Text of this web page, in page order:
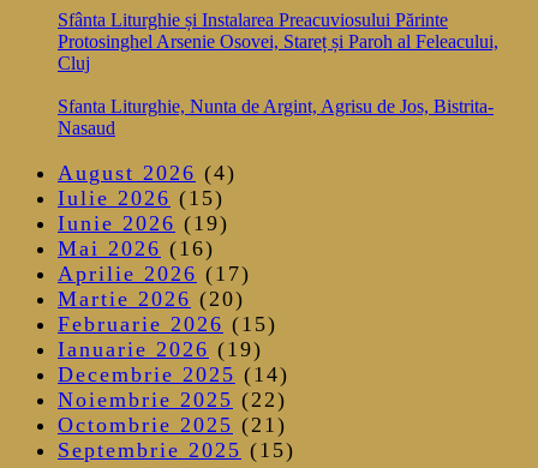
Sfânta Liturghie și Instalarea Preacuviosului Părinte
Protosinghel Arsenie Osovei, Stareț și Paroh al Feleacului,
Cluj
Sfanta Liturghie, Nunta de Argint, Agrisu de Jos, Bistrita-
Nasaud
August 2026 (4)
Iulie 2026 (15)
Iunie 2026 (19)
Mai 2026 (16)
Aprilie 2026 (17)
Martie 2026 (20)
Februarie 2026 (15)
Ianuarie 2026 (19)
Decembrie 2025 (14)
Noiembrie 2025 (22)
Octombrie 2025 (21)
Septembrie 2025 (15)